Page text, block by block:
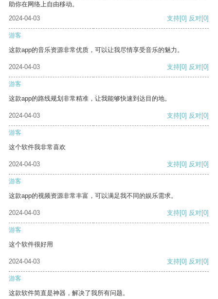
助你在网络上自由移动。
2024-04-03
支持[0] 反对[0]
游客
这款app的音乐资源非常优质，可以让我尽情享受音乐的魅力。
2024-04-03 支持[0] 反对[0]
游客
这款app的路线规划非常精准，让我能够快速到达目的地。
2024-04-03 支持[0] 反对[0]
游客
这个软件我非常喜欢
2024-04-03 支持[0] 反对[0]
游客
这款app的视频资源非常丰富，可以满足我不同的娱乐需求。
2024-04-03 支持[0] 反对[0]
游客
这个软件很好用
2024-04-03 支持[0] 反对[0]
游客
这款软件简直是神器，解决了我所有问题。